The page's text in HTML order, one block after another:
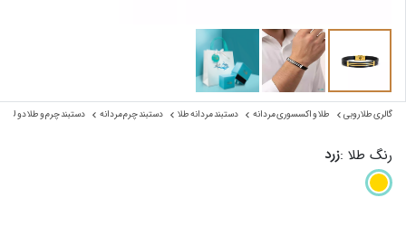
گالری طلا روبی طلا و اکسسوری مردانه دستبند مردانه طلا دستبند چرم مردانه دستبند چرم و طلا دو
رنگ طلا :زرد